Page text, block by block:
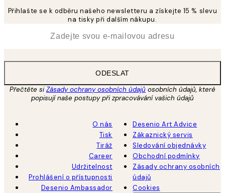
Přihlašte se k odběru našeho newsletteru a získejte 15 % slevu
na tisky při dalším nákupu.
ODESLAT
Přečtěte siZásady ochrany osobních údajů osobních údajů, které
popisují naše postupy při zpracovávání vašich údajů
O nás
Tisk
Tiráž
Career
Udržitelnost
Prohlášení o přístupnosti
Desenio Ambassador
Desenio Art Advice
Zákaznický servis
Sledování objednávky
Obchodní podmínky
Zásady ochrany osobních
údajů
Cookies